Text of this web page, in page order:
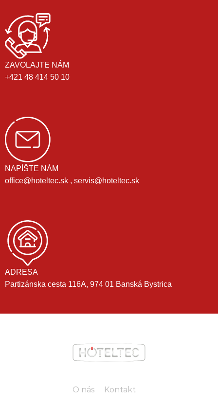
ZAVOLAJTE NÁM
+421 48 414 50 10
NAPÍŠTE NÁM
office@hoteltec.sk , servis@hoteltec.sk
ADRESA
Partizánska cesta 116A, 974 01 Banská Bystrica
O nás Kontakt